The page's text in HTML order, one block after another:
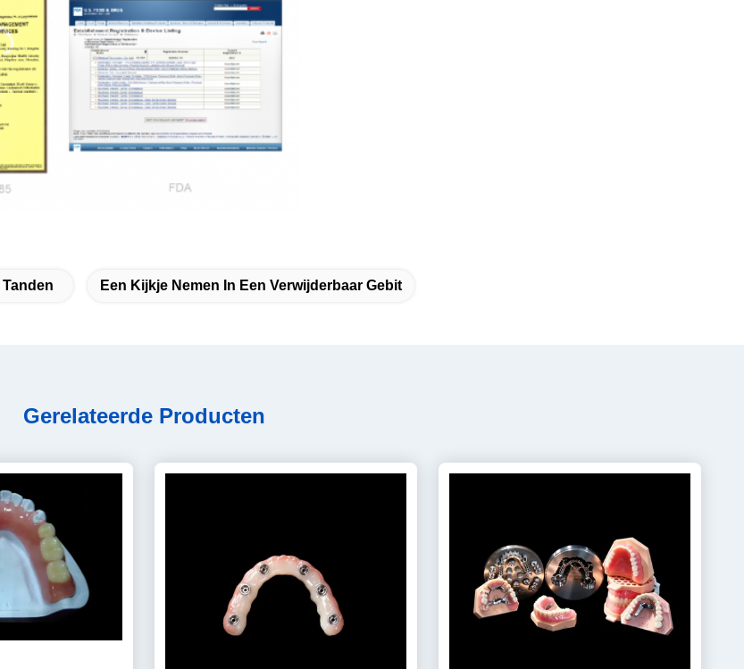
Een Kijkje Nemen In Een Verwijderbaar Gebit
Gerelateerde Producten